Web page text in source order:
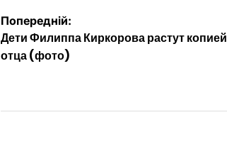
Навігація
записів
Попередній:
Дети Филиппа Киркорова растут копией
отца (фото)